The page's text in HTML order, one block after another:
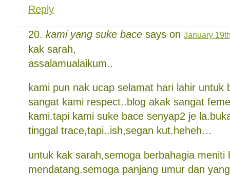
Reply
kami yang suke bace says on January
kak sarah,
assalamualaikum..
kami pun nak ucap selamat hari lahir untuk
sangat kami respect..blog akak sangat
kami.tapi kami suke bace senyap2 je
tinggal trace,tapi..ish,segan kut.heheh…
untuk kak sarah,semoga berbahagia meniti
mendatang.semoga panjang umur dan